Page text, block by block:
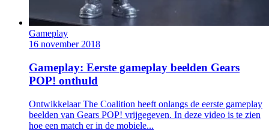
Gameplay
16 november 2018
Gameplay: Eerste gameplay beelden Gears
POP! onthuld
Ontwikkelaar The Coalition heeft onlangs de eerste gameplay
beelden van Gears POP! vrijgegeven. In deze video is te zien
hoe een match er in de mobiele...